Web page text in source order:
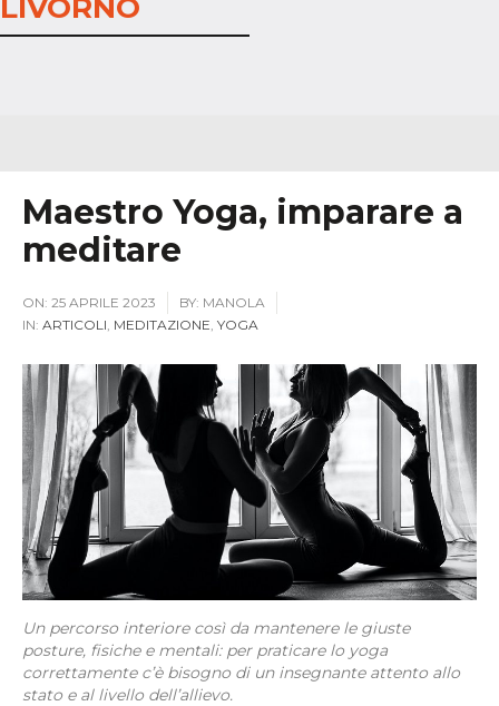
LIVORNO
Maestro Yoga, imparare a
meditare
ON: 25 APRILE 2023 BY: MANOLA
IN: ARTICOLI, MEDITAZIONE, YOGA
Un percorso interiore così da mantenere le giuste
posture, fisiche e mentali: per praticare lo yoga
correttamente c’è bisogno di un insegnante attento allo
stato e al livello dell’allievo.